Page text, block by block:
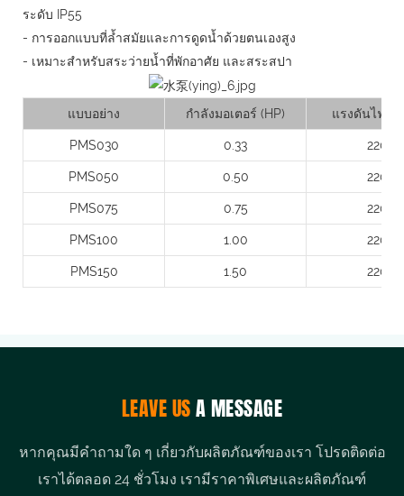
ระดับ IP55
- การออกแบบที่ล้ำสมัยและการดูดน้ำด้วยตนเองสูง
- เหมาะสำหรับสระว่ายน้ำที่พักอาศัย และสระสปา
แบบอย่าง กำลังมอเตอร์ (HP) แรงดันไฟฟ้า
PMS030 0.33 220
PMS050 0.50 220
PMS075 0.75 220
PMS100 1.00 220
PMS150 1.50 220
LEAVE USA MESSAGE
หากคุณมีคำถามใด ๆ เกี่ยวกับผลิตภัณฑ์ของเรา โปรดติดต่อ
เราได้ตลอด 24 ชั่วโมง เรามีราคาพิเศษและผลิตภัณฑ์